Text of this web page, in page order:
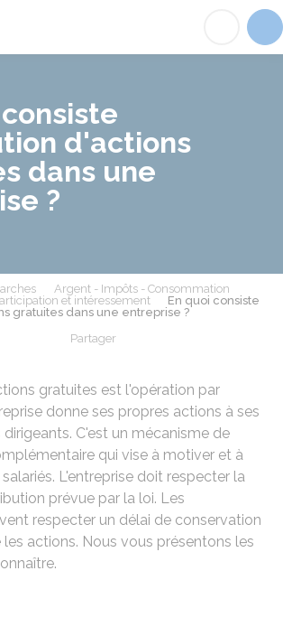
d'actions
dans une
?
Argent - Impôts - Consommation
et intéressement
En quoi consiste
gratuites dans une entreprise ?
Partager
gratuites est l'opération par
donne ses propres actions à ses
dirigeants. C'est un mécanisme de
qui vise à motiver et à
L'entreprise doit respecter la
prévue par la loi. Les
respecter un délai de conservation
actions. Nous vous présentons les